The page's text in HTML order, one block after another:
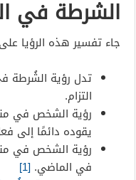
تفسير حلم
الشرطة في
جاء تفسير هذه الرؤيا
تدل رؤية الشُرطة
التزام.
رؤية الشخص في
يقوده دائمًا إلى
رؤية الشخص في
في الماضي. [1]